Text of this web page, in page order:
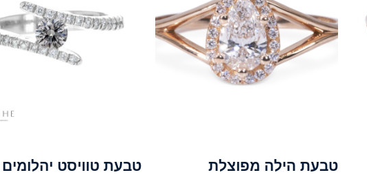
טבעת הילה מפוצלת טבעת טוויסט יהלומים